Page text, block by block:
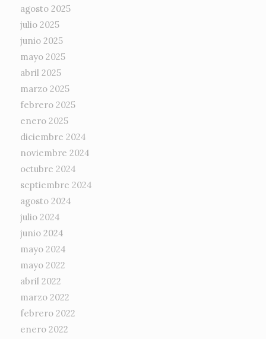
agosto 2025
julio 2025
junio 2025
mayo 2025
abril 2025
marzo 2025
febrero 2025
enero 2025
diciembre 2024
noviembre 2024
octubre 2024
septiembre 2024
agosto 2024
julio 2024
junio 2024
mayo 2024
mayo 2022
abril 2022
marzo 2022
febrero 2022
enero 2022